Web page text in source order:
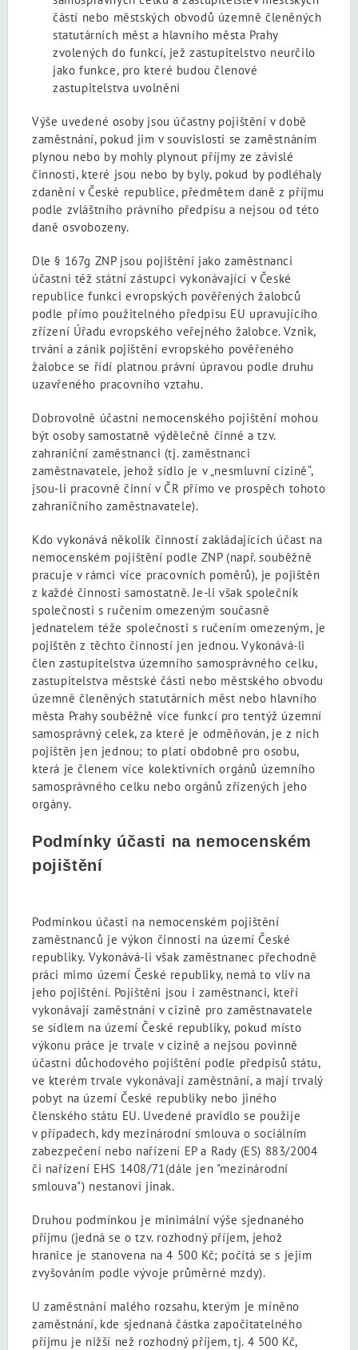
částí nebo městských obvodů územně členěných
statutárních měst a hlavního města Prahy
zvolených do funkcí, jež zastupitelstvo neurčilo
jako funkce, pro které budou členové
zastupitelstva uvolněni
Výše uvedené osoby jsou účastny pojištění v době
zaměstnání, pokud jim v souvislosti se zaměstnáním
plynou nebo by mohly plynout příjmy ze závislé
činnosti, které jsou nebo by byly, pokud by podléhaly
zdanění v České republice, předmětem daně z příjmu
podle zvláštního právního předpisu a nejsou od této
daně osvobozeny.
Dle § 167g ZNP jsou pojištění jako zaměstnanci
účastni též státní zástupci vykonávající v České
republice funkci evropských pověřených žalobců
podle přímo použitelného předpisu EU upravujícího
zřízení Úřadu evropského veřejného žalobce. Vznik,
trvání a zánik pojištění evropského pověřeného
žalobce se řídí platnou právní úpravou podle druhu
uzavřeného pracovního vztahu.
Dobrovolně účastni nemocenského pojištění mohou
být osoby samostatně výdělečně činné a tzv.
zahraniční zaměstnanci (tj. zaměstnanci
zaměstnavatele, jehož sídlo je v „nesmluvní cizině“,
jsou-li pracovně činní v ČR přímo ve prospěch tohoto
zahraničního zaměstnavatele).
Kdo vykonává několik činností zakládajících účast na
nemocenském pojištění podle ZNP (např. souběžně
pracuje v rámci více pracovních poměrů), je pojištěn
z každé činnosti samostatně. Je-li však společník
společnosti s ručením omezeným současně
jednatelem téže společnosti s ručením omezeným, je
pojištěn z těchto činností jen jednou. Vykonává-li
člen zastupitelstva územního samosprávného celku,
zastupitelstva městské části nebo městského obvodu
územně členěných statutárních měst nebo hlavního
města Prahy souběžně více funkcí pro tentýž územní
samosprávný celek, za které je odměňován, je z nich
pojištěn jen jednou; to platí obdobně pro osobu,
která je členem více kolektivních orgánů územního
samosprávného celku nebo orgánů zřízených jeho
orgány.
Podmínky účasti na nemocenském
pojištění
Podmínkou účasti na nemocenském pojištění
zaměstnanců je výkon činnosti na území České
republiky. Vykonává-li však zaměstnanec přechodně
práci mimo území České republiky, nemá to vliv na
jeho pojištění. Pojištěni jsou i zaměstnanci, kteří
vykonávají zaměstnání v cizině pro zaměstnavatele
se sídlem na území České republiky, pokud místo
výkonu práce je trvale v cizině a nejsou povinně
účastni důchodového pojištění podle předpisů státu,
ve kterém trvale vykonávají zaměstnání, a mají trvalý
pobyt na území České republiky nebo jiného
členského státu EU. Uvedené pravidlo se použije
v případech, kdy mezinárodní smlouva o sociálním
zabezpečení nebo nařízení EP a Rady (ES) 883/2004
či nařízení EHS 1408/71(dále jen "mezinárodní
smlouva") nestanoví jinak.
Druhou podmínkou je minimální výše sjednaného
příjmu (jedná se o tzv. rozhodný příjem, jehož
hranice je stanovena na 4 500 Kč; počítá se s jejím
zvyšováním podle vývoje průměrné mzdy).
U zaměstnání malého rozsahu, kterým je míněno
zaměstnání, kde sjednaná částka započitatelného
příjmu je nižší než rozhodný příjem, tj. 4 500 Kč,